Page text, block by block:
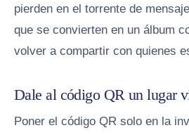
pierden en el torrente de
que se convierten en un álbum
volver a compartir con quienes
Dale al código QR un lugar
Poner el código QR solo en la